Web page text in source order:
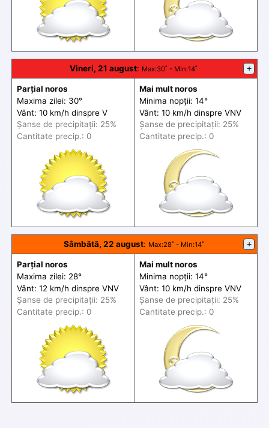
Vineri, 21 august: Max:30˚ - Min:14˚ +
Parțial noros
Maxima zilei: 30°
Vânt: 10 km/h dinspre V
Șanse de precipitații: 25%
Cantitate precip.: 0
Mai mult noros
Minima nopții: 14°
Vânt: 10 km/h dinspre VNV
Șanse de precipitații: 25%
Cantitate precip.: 0
Sâmbătă, 22 august: Max:28˚ - Min:14˚ +
Parțial noros
Maxima zilei: 28°
Vânt: 12 km/h dinspre VNV
Șanse de precipitații: 25%
Cantitate precip.: 0
Mai mult noros
Minima nopții: 14°
Vânt: 10 km/h dinspre VNV
Șanse de precipitații: 25%
Cantitate precip.: 0